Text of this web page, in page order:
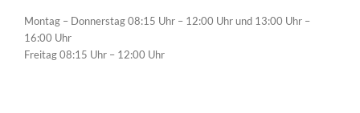
Montag – Donnerstag 08:15 Uhr – 12:00 Uhr und 13:00 Uhr –
16:00 Uhr
Freitag 08:15 Uhr – 12:00 Uhr